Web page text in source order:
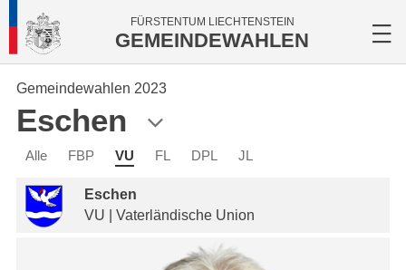
FÜRSTENTUM LIECHTENSTEIN
GEMEINDEWAHLEN
Gemeindewahlen 2023
Eschen
Alle FBP VU FL DPL JL
Eschen
VU | Vaterländische Union